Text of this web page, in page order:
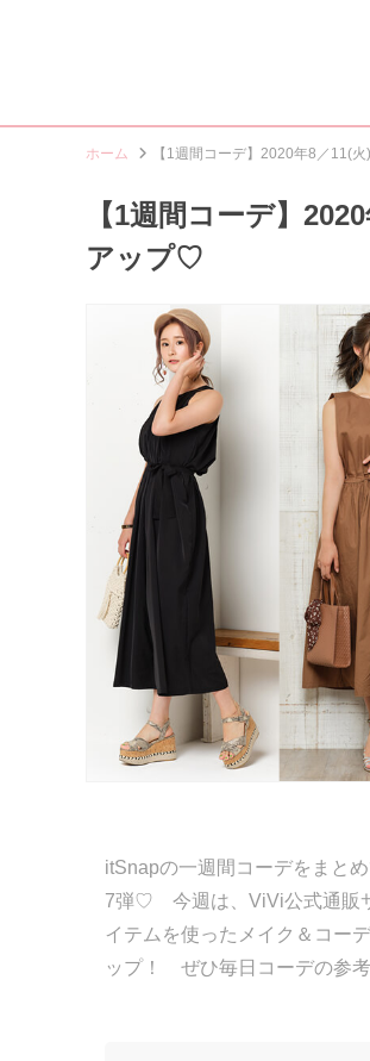
ホーム 【1週間コーデ】2020年8／11(
【1週間コーデ】
アップ♡
itSnapの一週間コーデをまと
7弾♡ 今週は、ViVi公式通販
イテムを使ったメイク＆コー
ップ！ ぜひ毎日コーデの参